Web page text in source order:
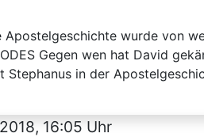
wurde von
Gegen wen hat David
in der
16:05 Uhr